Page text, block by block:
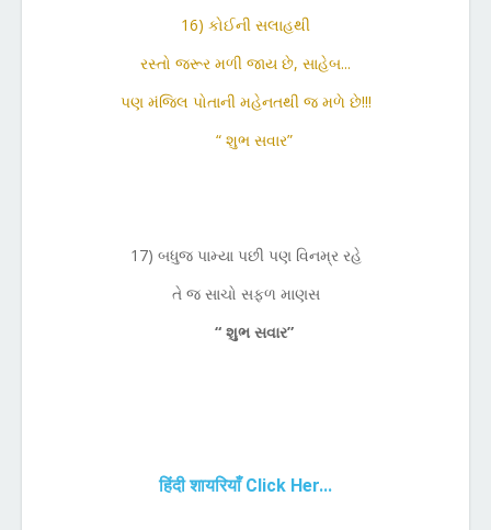
16) કોઈની સલાહથી
રસ્તો જરૂર મળી જાય છે, સાહેબ...
પણ મંજિલ પોતાની મહેનતથી જ મળે છે!!!
“ શુભ સવાર”
17) બધુજ પામ્યા પછી પણ વિનમ્ર રહે
તે જ સાચો સફળ માણસ
“ શુભ સવાર”
हिंदीशायरियाँ Click Her...